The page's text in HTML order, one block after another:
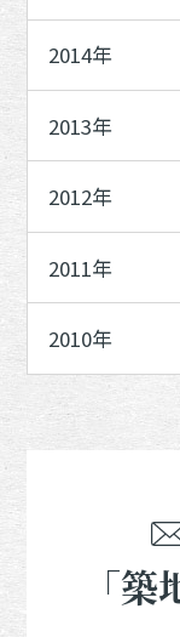
2014年
2013年
2012年
2011年
2010年
「